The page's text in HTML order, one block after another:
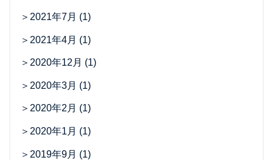
2021年7月 (1)
2021年4月 (1)
2020年12月 (1)
2020年3月 (1)
2020年2月 (1)
2020年1月 (1)
2019年9月 (1)